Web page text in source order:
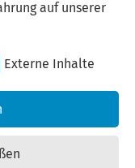
auf unserer
Externe Inhalte
im
zu
| Nr.: 02-0012